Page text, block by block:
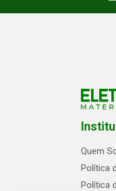
Quem
Política
Política